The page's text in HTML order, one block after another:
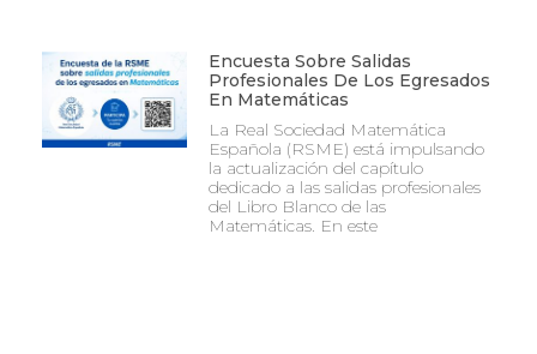
Encuesta Sobre Salidas
Profesionales De Los Egresados
En Matemáticas
La Real Sociedad Matemática
Española (RSME) está impulsando
la actualización del capítulo
dedicado a las salidas profesionales
del Libro Blanco de las
Matemáticas. En este